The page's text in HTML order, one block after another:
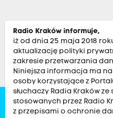
Zobacz Kultura
Radio Kraków informuje,
iż od dnia 25 maja 2018
aktualizację polityki
zakresie przetwarzania
Niniejsza informacja ma
osoby korzystające z
słuchaczy Radia Kraków ze
stosowanych przez Radio
z przepisami o ochronie